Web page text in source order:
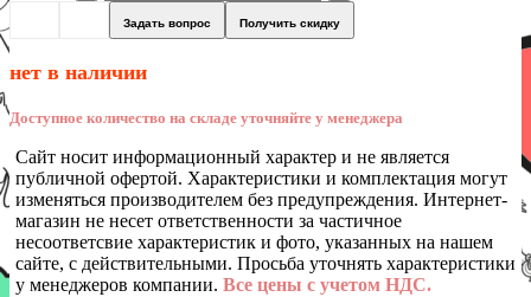
Задать вопрос Получить скидку
нет в наличии
Доступное количество на складе уточняйте у менеджера
Сайт носит информационный характер и не является
публичной офертой. Характеристики и комплектация могут
изменяться производителем без предупреждения. Интернет-
магазин не несет ответственности за частичное
несоответсвие характеристик и фото, указанных на нашем
сайте, с действительными. Просьба уточнять характеристики
у менеджеров компании. Все цены с учетом НДС.